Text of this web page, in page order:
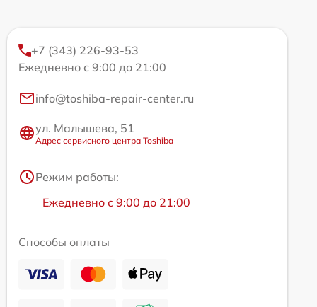
+7 (343) 226-93-53
Ежедневно с 9:00 до 21:00
info@toshiba-repair-center.ru
ул. Малышева, 51
Адрес сервисного центра Toshiba
Режим работы:
Ежедневно с 9:00 до 21:00
Способы оплаты